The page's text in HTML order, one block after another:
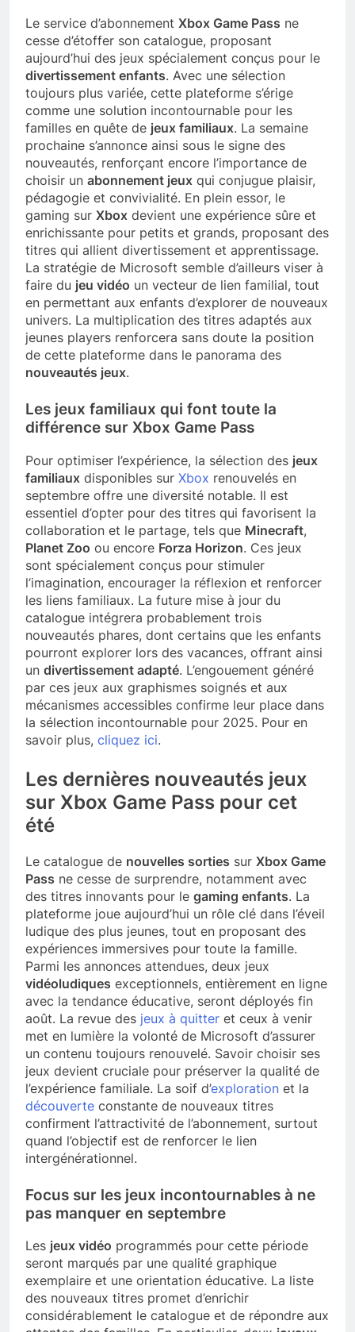
Le service d’abonnement Xbox Game Pass ne
cesse d’étoffer son catalogue, proposant
aujourd’hui des jeux spécialement conçus pour le
divertissement enfants. Avec une sélection
toujours plus variée, cette plateforme s’érige
comme une solution incontournable pour les
familles en quête de jeux familiaux. La semaine
prochaine s’annonce ainsi sous le signe des
nouveautés, renforçant encore l’importance de
choisir un abonnement jeux qui conjugue plaisir,
pédagogie et convivialité. En plein essor, le
gaming sur Xbox devient une expérience sûre et
enrichissante pour petits et grands, proposant des
titres qui allient divertissement et apprentissage.
La stratégie de Microsoft semble d’ailleurs viser à
faire du jeu vidéo un vecteur de lien familial, tout
en permettant aux enfants d’explorer de nouveaux
univers. La multiplication des titres adaptés aux
jeunes players renforcera sans doute la position
de cette plateforme dans le panorama des
nouveautés jeux.
Les jeux familiaux qui font toute la
différence sur Xbox Game Pass
Pour optimiser l’expérience, la sélection des jeux
familiaux disponibles sur Xbox renouvelés en
septembre offre une diversité notable. Il est
essentiel d’opter pour des titres qui favorisent la
collaboration et le partage, tels que Minecraft,
Planet Zoo ou encore Forza Horizon. Ces jeux
sont spécialement conçus pour stimuler
l’imagination, encourager la réflexion et renforcer
les liens familiaux. La future mise à jour du
catalogue intégrera probablement trois
nouveautés phares, dont certains que les enfants
pourront explorer lors des vacances, offrant ainsi
un divertissement adapté. L’engouement généré
par ces jeux aux graphismes soignés et aux
mécanismes accessibles confirme leur place dans
la sélection incontournable pour 2025. Pour en
savoir plus, cliquez ici.
Les dernières nouveautés jeux
sur Xbox Game Pass pour cet
été
Le catalogue de nouvelles sorties sur Xbox Game
Pass ne cesse de surprendre, notamment avec
des titres innovants pour le gaming enfants. La
plateforme joue aujourd’hui un rôle clé dans l’éveil
ludique des plus jeunes, tout en proposant des
expériences immersives pour toute la famille.
Parmi les annonces attendues, deux jeux
vidéoludiques exceptionnels, entièrement en ligne
avec la tendance éducative, seront déployés fin
août. La revue des jeux à quitter et ceux à venir
met en lumière la volonté de Microsoft d’assurer
un contenu toujours renouvelé. Savoir choisir ses
jeux devient cruciale pour préserver la qualité de
l’expérience familiale. La soif d’exploration et la
découverte constante de nouveaux titres
confirment l’attractivité de l’abonnement, surtout
quand l’objectif est de renforcer le lien
intergénérationnel.
Focus sur les jeux incontournables à ne
pas manquer en septembre
Les jeux vidéo programmés pour cette période
seront marqués par une qualité graphique
exemplaire et une orientation éducative. La liste
des nouveaux titres promet d’enrichir
considérablement le catalogue et de répondre aux